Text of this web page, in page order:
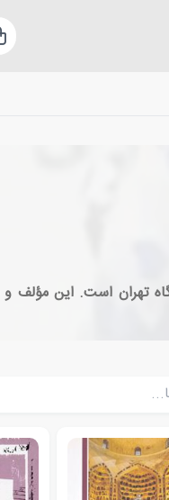
از دانشگاه تهران است. این